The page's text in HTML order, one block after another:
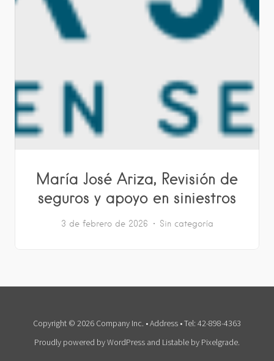
María José Ariza, Revisión de
seguros y apoyo en siniestros
3 de febrero de 2026 Sin categoría
Copyright © 2026 Company Inc. • Address • Tel: 42-898-4363
Proudly powered by WordPress and Listable by Pixelgrade.